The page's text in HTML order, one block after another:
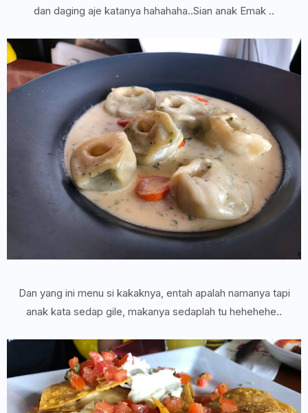
dan daging aje katanya hahahaha..Sian anak Emak ..
Dan yang ini menu si kakaknya, entah apalah namanya tapi
anak kata sedap gile, makanya sedaplah tu hehehehe..